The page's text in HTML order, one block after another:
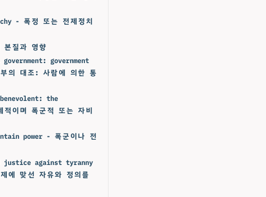
- 폭정 또는 전제정치
질과 영향
government
의 대조: 사람에 의한 통
the
이며 폭군적 또는 자비
power - 폭군이나 전
against tyranny
에 맞선 자유와 정의를